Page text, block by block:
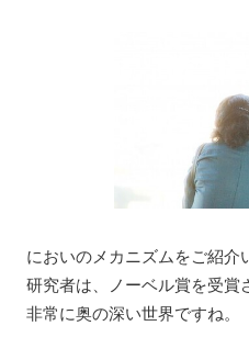
においのメカニズムをご紹介
研究者は、ノーベル賞を受賞
非常に奥の深い世界ですね。